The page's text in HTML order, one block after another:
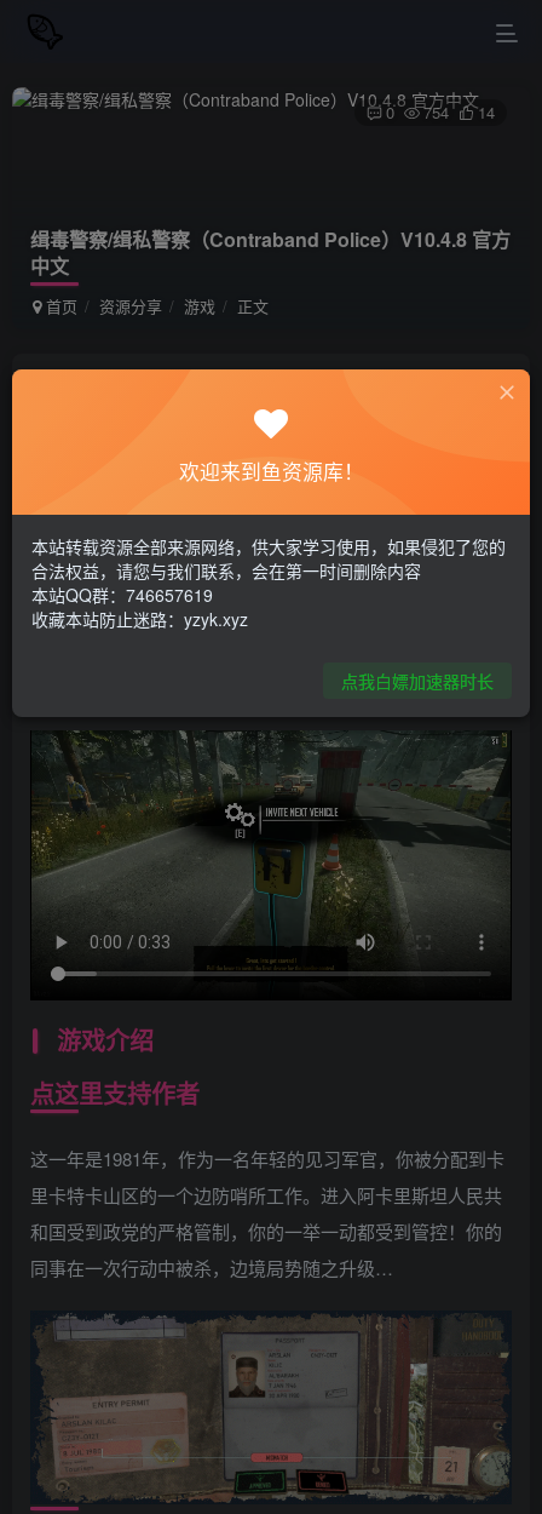
缉毒警察/缉私警察（Contraband Police）V10.4.8 官方
中文
首页 资源分享 游戏 正文
0 754 14
私信
V10.4.8 官方中文
资源下载
点击下载
游戏介绍
点这里支持作者
这一年是1981年，作为一名年轻的见习军官，你被分配到卡
里卡特卡山区的一个边防哨所工作。进入阿卡里斯坦人民共
和国受到政党的严格管制，你的一举一动都受到管控！你的
同事在一次行动中被杀，边境局势随之升级…
欢迎来到鱼资源库！
本站转载资源全部来源网络，供大家学习使用，如果侵犯了您的
合法权益，请您与我们联系，会在第一时间删除内容
本站QQ群：746657619
收藏本站防止迷路：yzyk.xyz
点我白嫖加速器时长